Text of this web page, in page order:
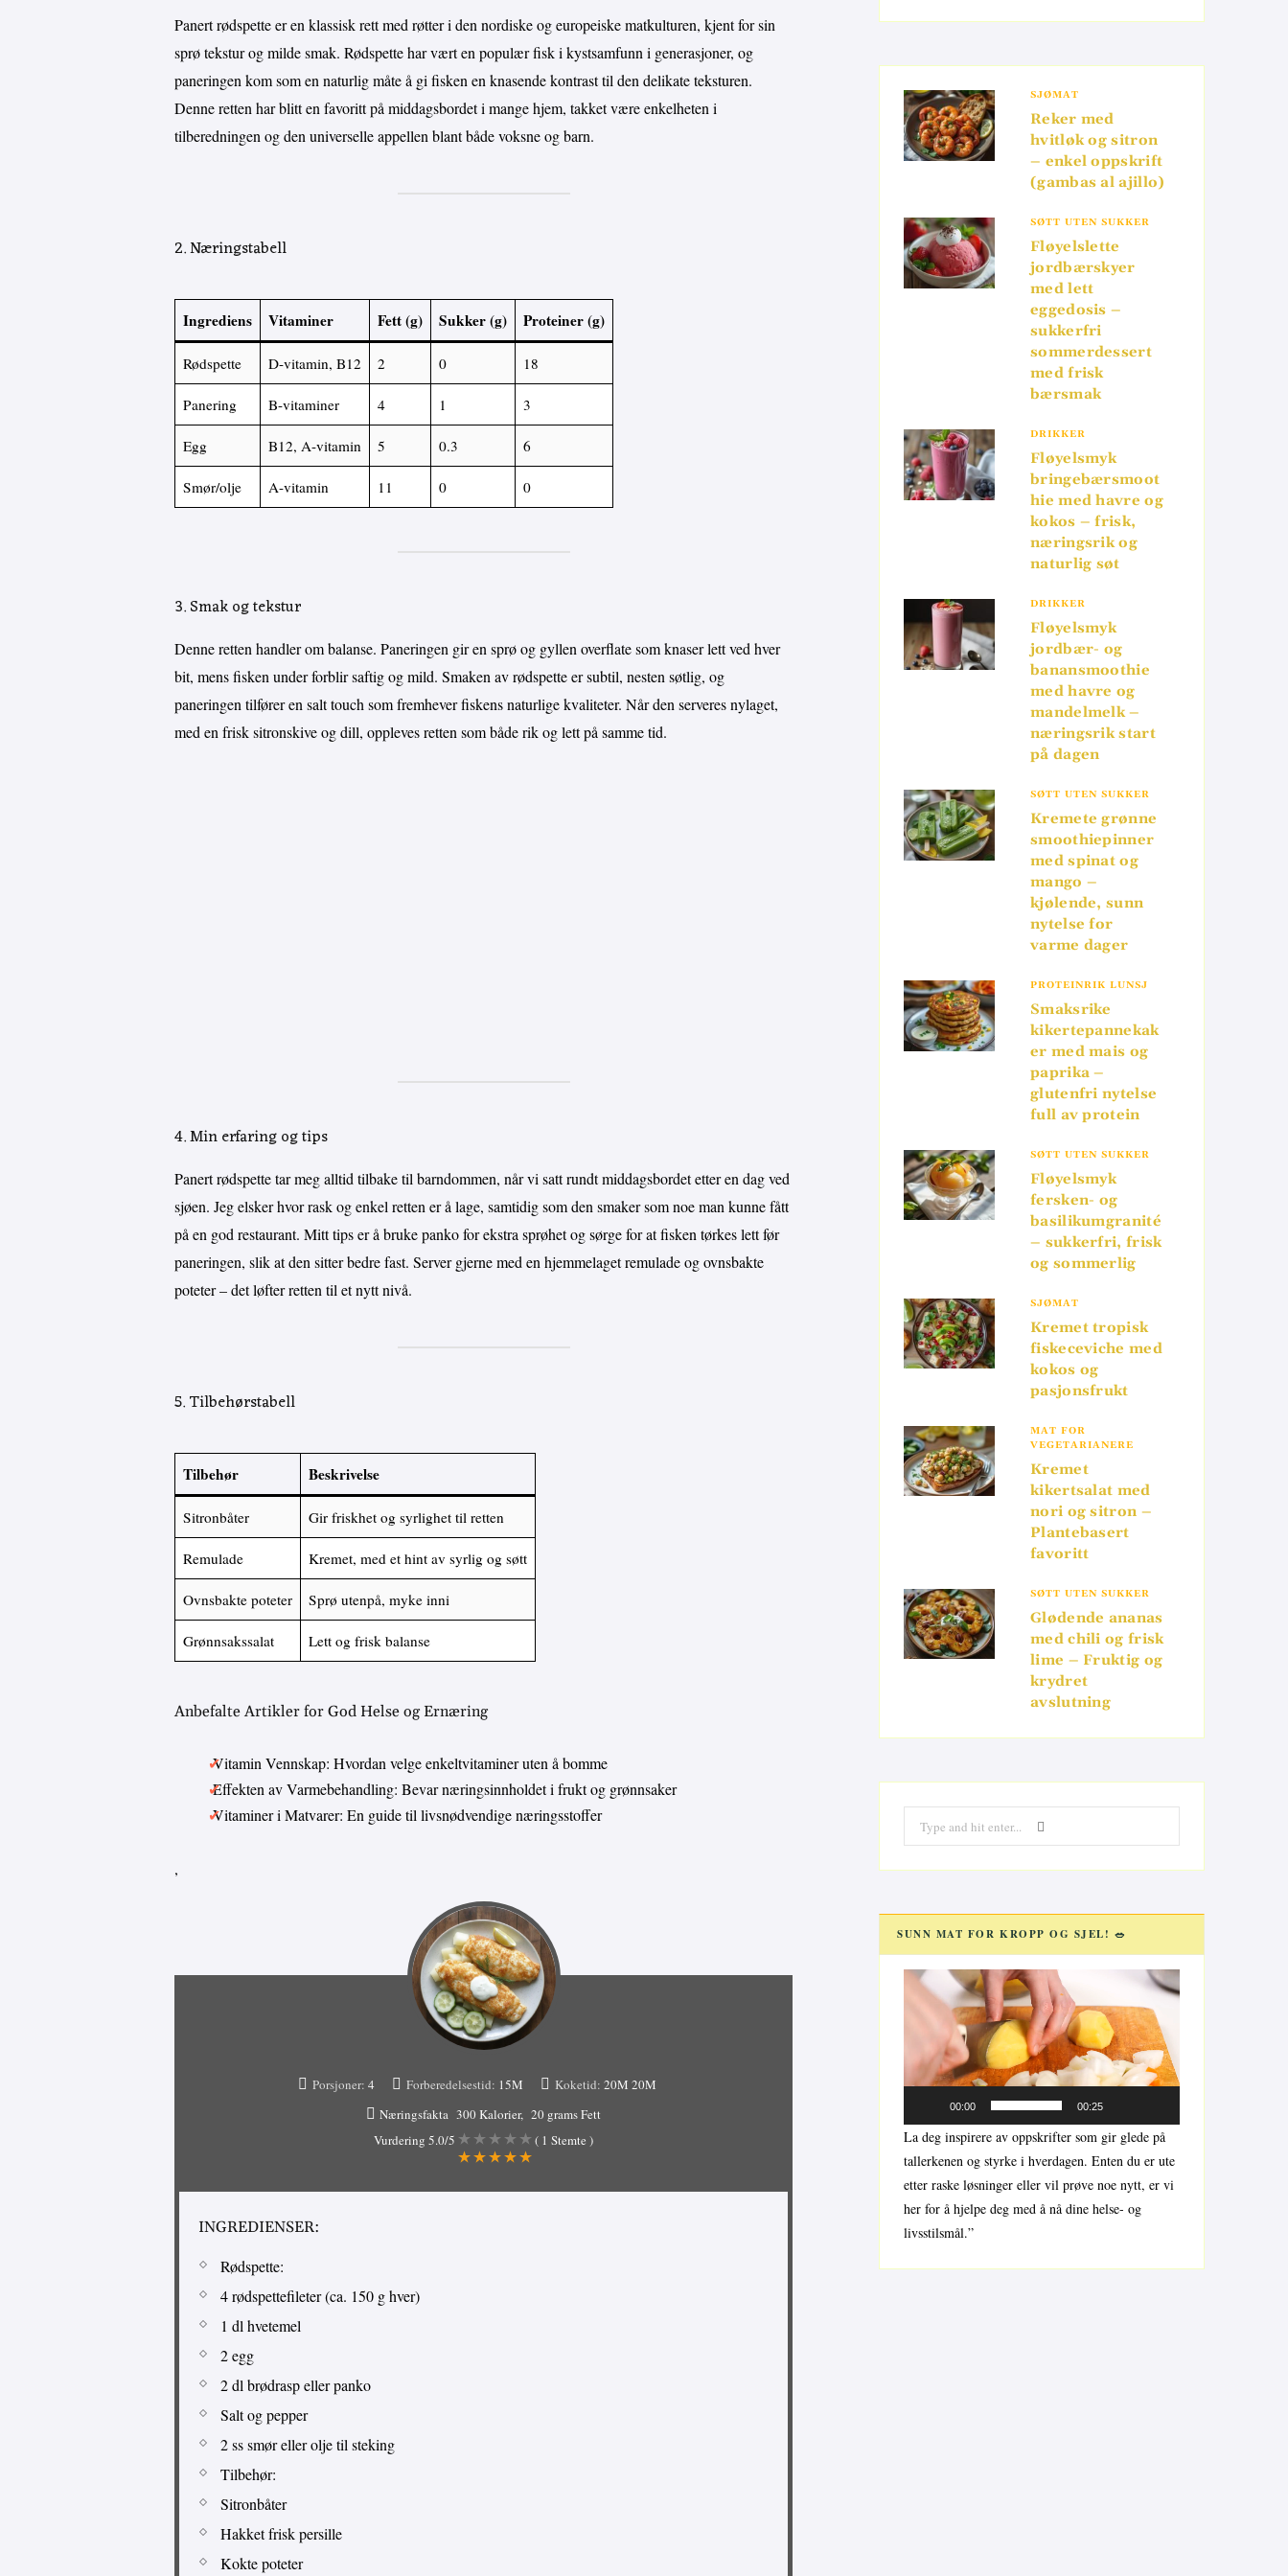
Panert rødspette er en klassisk rett med røtter i den nordiske og europeiske matkulturen, kjent for sin
sprø tekstur og milde smak. Rødspette har vært en populær fisk i kystsamfunn i generasjoner, og
paneringen kom som en naturlig måte å gi fisken en knasende kontrast til den delikate teksturen.
Denne retten har blitt en favoritt på middagsbordet i mange hjem, takket være enkelheten i
tilberedningen og den universelle appellen blant både voksne og barn.
2. Næringstabell
Ingrediens Vitaminer Fett (g) Sukker (g) Proteiner (g)
Rødspette D-vitamin, B12 2 0 18
Panering B-vitaminer 4 1 3
Egg B12, A-vitamin 5 0.3 6
Smør/olje A-vitamin 11 0 0
3. Smak og tekstur
Denne retten handler om balanse. Paneringen gir en sprø og gyllen overflate som knaser lett ved hver
bit, mens fisken under forblir saftig og mild. Smaken av rødspette er subtil, nesten søtlig, og
paneringen tilfører en salt touch som fremhever fiskens naturlige kvaliteter. Når den serveres nylaget,
med en frisk sitronskive og dill, oppleves retten som både rik og lett på samme tid.
4. Min erfaring og tips
Panert rødspette tar meg alltid tilbake til barndommen, når vi satt rundt middagsbordet etter en dag ved
sjøen. Jeg elsker hvor rask og enkel retten er å lage, samtidig som den smaker som noe man kunne fått
på en god restaurant. Mitt tips er å bruke panko for ekstra sprøhet og sørge for at fisken tørkes lett før
paneringen, slik at den sitter bedre fast. Server gjerne med en hjemmelaget remulade og ovnsbakte
poteter – det løfter retten til et nytt nivå.
5. Tilbehørstabell
Tilbehør Beskrivelse
Sitronbåter Gir friskhet og syrlighet til retten
Remulade Kremet, med et hint av syrlig og søtt
Ovnsbakte poteter Sprø utenpå, myke inni
Grønnsakssalat Lett og frisk balanse
Anbefalte Artikler for God Helse og Ernæring
Vitamin Vennskap: Hvordan velge enkeltvitaminer uten å bomme
Effekten av Varmebehandling: Bevar næringsinnholdet i frukt og grønnsaker
Vitaminer i Matvarer: En guide til livsnødvendige næringsstoffer
,
Porsjoner: 4 Forberedelsestid: 15M Koketid: 20M 20M
Næringsfakta 300 Kalorier
20 grams Fett
Vurdering 5.0/5 ( 1 Stemte )
INGREDIENSER:
Rødspette:
4 rødspettefileter (ca. 150 g hver)
1 dl hvetemel
2 egg
2 dl brødrasp eller panko
Salt og pepper
2 ss smør eller olje til steking
Tilbehør:
Sitronbåter
Hakket frisk persille
Kokte poteter
SJØMAT
Reker med
hvitløk og sitron
– enkel oppskrift
(gambas al ajillo)
SØTT UTEN SUKKER
Fløyelslette
jordbærskyer
med lett
eggedosis –
sukkerfri
sommerdessert
med frisk
bærsmak
DRIKKER
Fløyelsmyk
bringebærsmoot
hie med havre og
kokos – frisk,
næringsrik og
naturlig søt
DRIKKER
Fløyelsmyk
jordbær- og
banansmoothie
med havre og
mandelmelk –
næringsrik start
på dagen
SØTT UTEN SUKKER
Kremete grønne
smoothiepinner
med spinat og
mango –
kjølende, sunn
nytelse for
varme dager
PROTEINRIK LUNSJ
Smaksrike
kikertepannekak
er med mais og
paprika –
glutenfri nytelse
full av protein
SØTT UTEN SUKKER
Fløyelsmyk
fersken- og
basilikumgranité
– sukkerfri, frisk
og sommerlig
SJØMAT
Kremet tropisk
fiskeceviche med
kokos og
pasjonsfrukt
MAT FOR
VEGETARIANERE
Kremet
kikertsalat med
nori og sitron –
Plantebasert
favoritt
SØTT UTEN SUKKER
Glødende ananas
med chili og frisk
lime – Fruktig og
krydret
avslutning
for:
SUNN MAT FOR KROPP OG SJEL! 🥗
Videoavspiller
00:00 00:25
La deg inspirere av oppskrifter som gir glede på
tallerkenen og styrke i hverdagen. Enten du er ute
etter raske løsninger eller vil prøve noe nytt, er vi
her for å hjelpe deg med å nå dine helse- og
livsstilsmål.”